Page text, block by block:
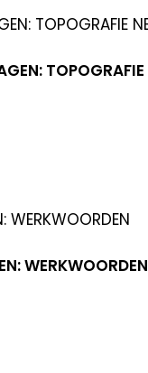
TOPOGRAFIE
WERKWOORDEN